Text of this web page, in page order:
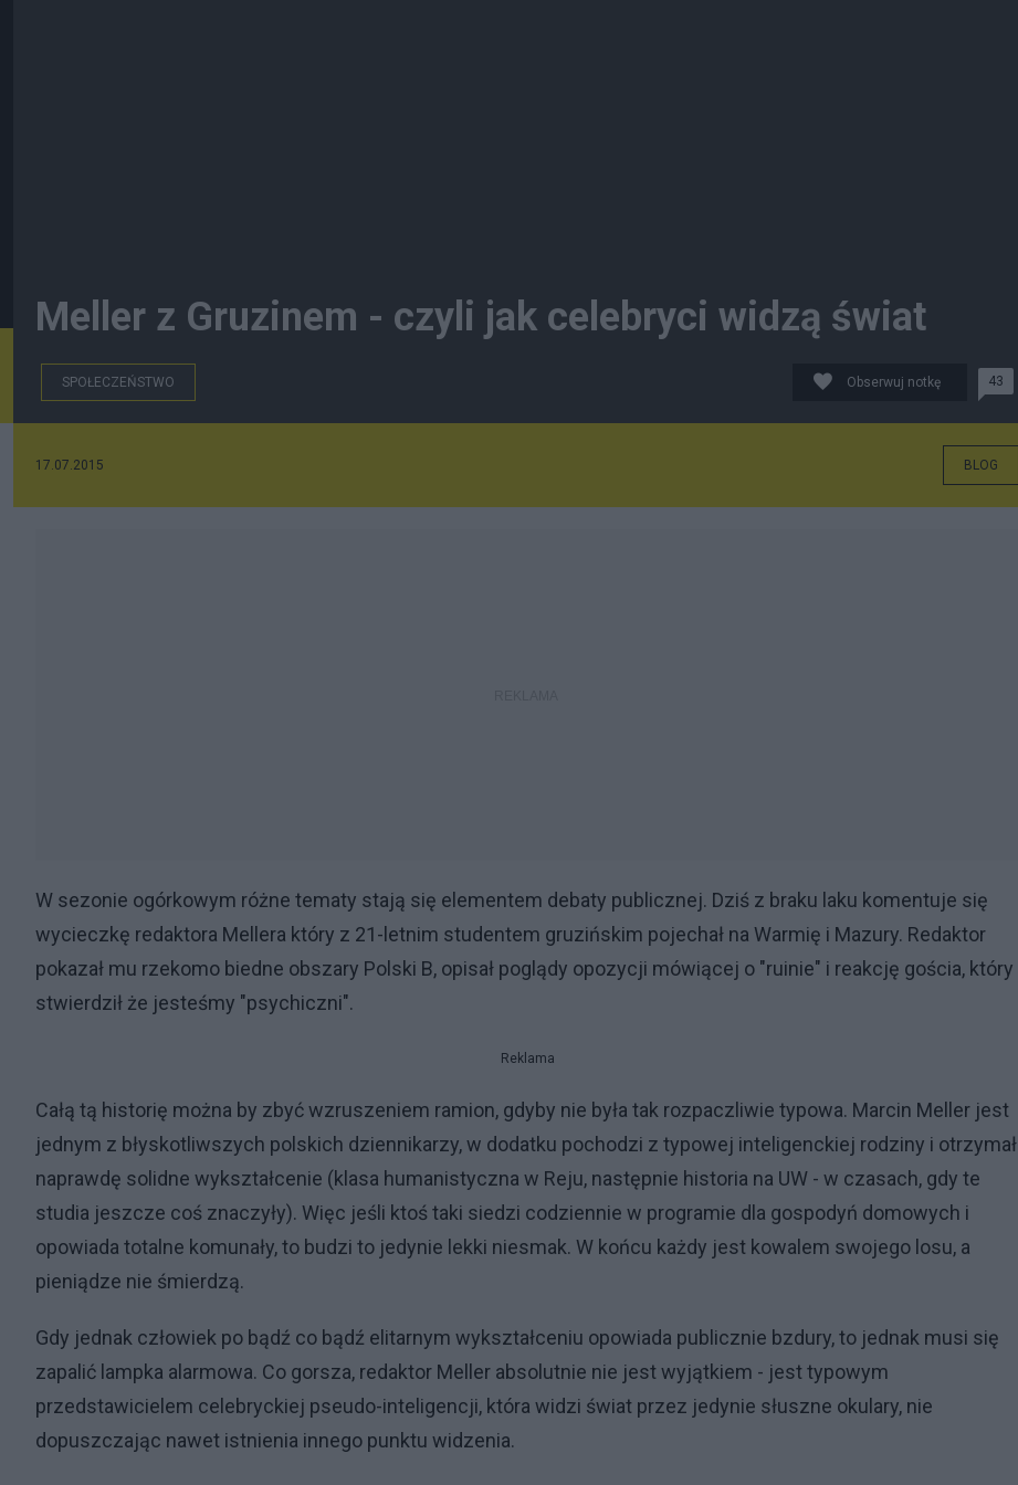
Meller z Gruzinem - czyli jak celebryci widzą świat
SPOŁECZEŃSTWO Obserwuj notkę 43
17.07.2015 BLOG
W sezonie ogórkowym różne tematy stają się elementem debaty publicznej. Dziś z braku laku komentuje się
wycieczkę redaktora Mellera który z 21-letnim studentem gruzińskim pojechał na Warmię i Mazury. Redaktor
pokazał mu rzekomo biedne obszary Polski B, opisał poglądy opozycji mówiącej o "ruinie" i reakcję gościa, który
stwierdził że jesteśmy "psychiczni".
Reklama
Całą tą historię można by zbyć wzruszeniem ramion, gdyby nie była tak rozpaczliwie typowa. Marcin Meller jest
jednym z błyskotliwszych polskich dziennikarzy, w dodatku pochodzi z typowej inteligenckiej rodziny i otrzymał
naprawdę solidne wykształcenie (klasa humanistyczna w Reju, następnie historia na UW - w czasach, gdy te
studia jeszcze coś znaczyły). Więc jeśli ktoś taki siedzi codziennie w programie dla gospodyń domowych i
opowiada totalne komunały, to budzi to jedynie lekki niesmak. W końcu każdy jest kowalem swojego losu, a
pieniądze nie śmierdzą.
Gdy jednak człowiek po bądź co bądź elitarnym wykształceniu opowiada publicznie bzdury, to jednak musi się
zapalić lampka alarmowa. Co gorsza, redaktor Meller absolutnie nie jest wyjątkiem - jest typowym
przedstawicielem celebryckiej pseudo-inteligencji, która widzi świat przez jedynie słuszne okulary, nie
dopuszczając nawet istnienia innego punktu widzenia.